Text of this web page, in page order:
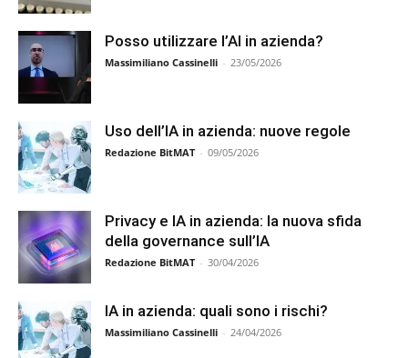
Posso utilizzare l’AI in azienda?
Massimiliano Cassinelli - 23/05/2026
Uso dell’IA in azienda: nuove regole
Redazione BitMAT - 09/05/2026
Privacy e IA in azienda: la nuova sfida
della governance sull’IA
Redazione BitMAT - 30/04/2026
IA in azienda: quali sono i rischi?
Massimiliano Cassinelli - 24/04/2026